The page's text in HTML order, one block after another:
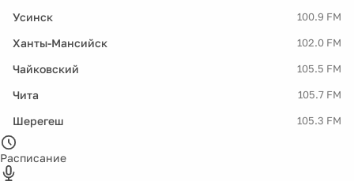
Усинск 100.9 FM
Ханты-Мансийск 102.0 FM
Чайковский 105.5 FM
Чита 105.7 FM
Шерегеш 105.3 FM
Расписание